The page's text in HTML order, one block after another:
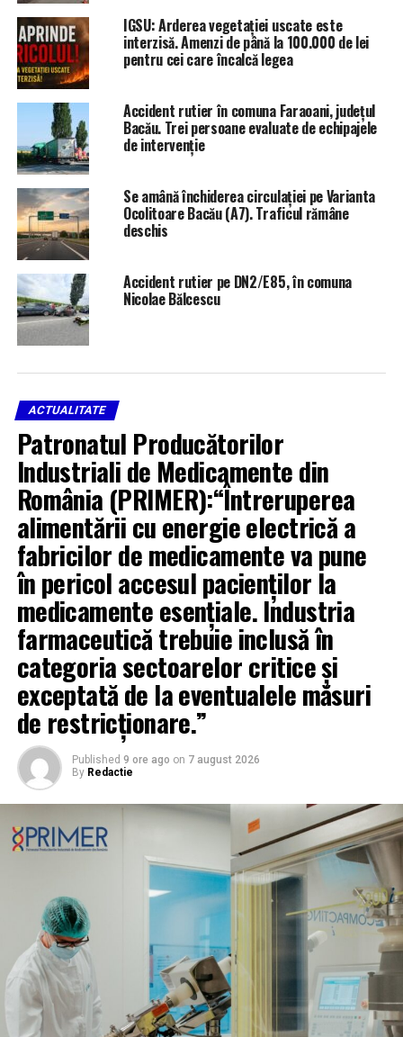
menținerea unui stoc suficient pentru toate grupele
sanguine.
RELATED TOPICS:
TRANSFUZIE SÂNGE
UP NEXT
Incendiu în comuna Poduri, sat Bucșești: trei locuințe
afectate. Intervenție a pompierilor din Bacău
DON'T MISS
Un autoturism s-a răsturnat într-o prăpastie în Agăș. O
persoană a ajuns la spital
IGSU: Arderea vegetației uscate este
interzisă. Amenzi de până la 100.000 de lei
pentru cei care încalcă legea
Accident rutier în comuna Faraoani, județul
Bacău. Trei persoane evaluate de echipajele
de intervenție
Se amână închiderea circulației pe Varianta
Ocolitoare Bacău (A7). Traficul rămâne
deschis
Accident rutier pe DN2/E85, în comuna
Nicolae Bălcescu
ACTUALITATE
Patronatul Producătorilor
Industriali de Medicamente din
România (PRIMER):“Întreruperea
alimentării cu energie electrică a
fabricilor de medicamente va pune
în pericol accesul pacienților la
medicamente esențiale. Industria
farmaceutică trebuie inclusă în
categoria sectoarelor critice și
exceptată de la eventualele măsuri
de restricționare.”
Published 9 ore ago on 7 august 2026
By Redactie